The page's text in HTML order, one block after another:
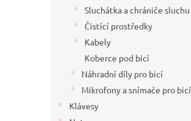
Sluchátka a chrániče sluchu
Čistící prostředky
Kabely
Koberce pod bicí
Náhradní díly pro bicí
Mikrofony a snímače pro bicí
Klávesy